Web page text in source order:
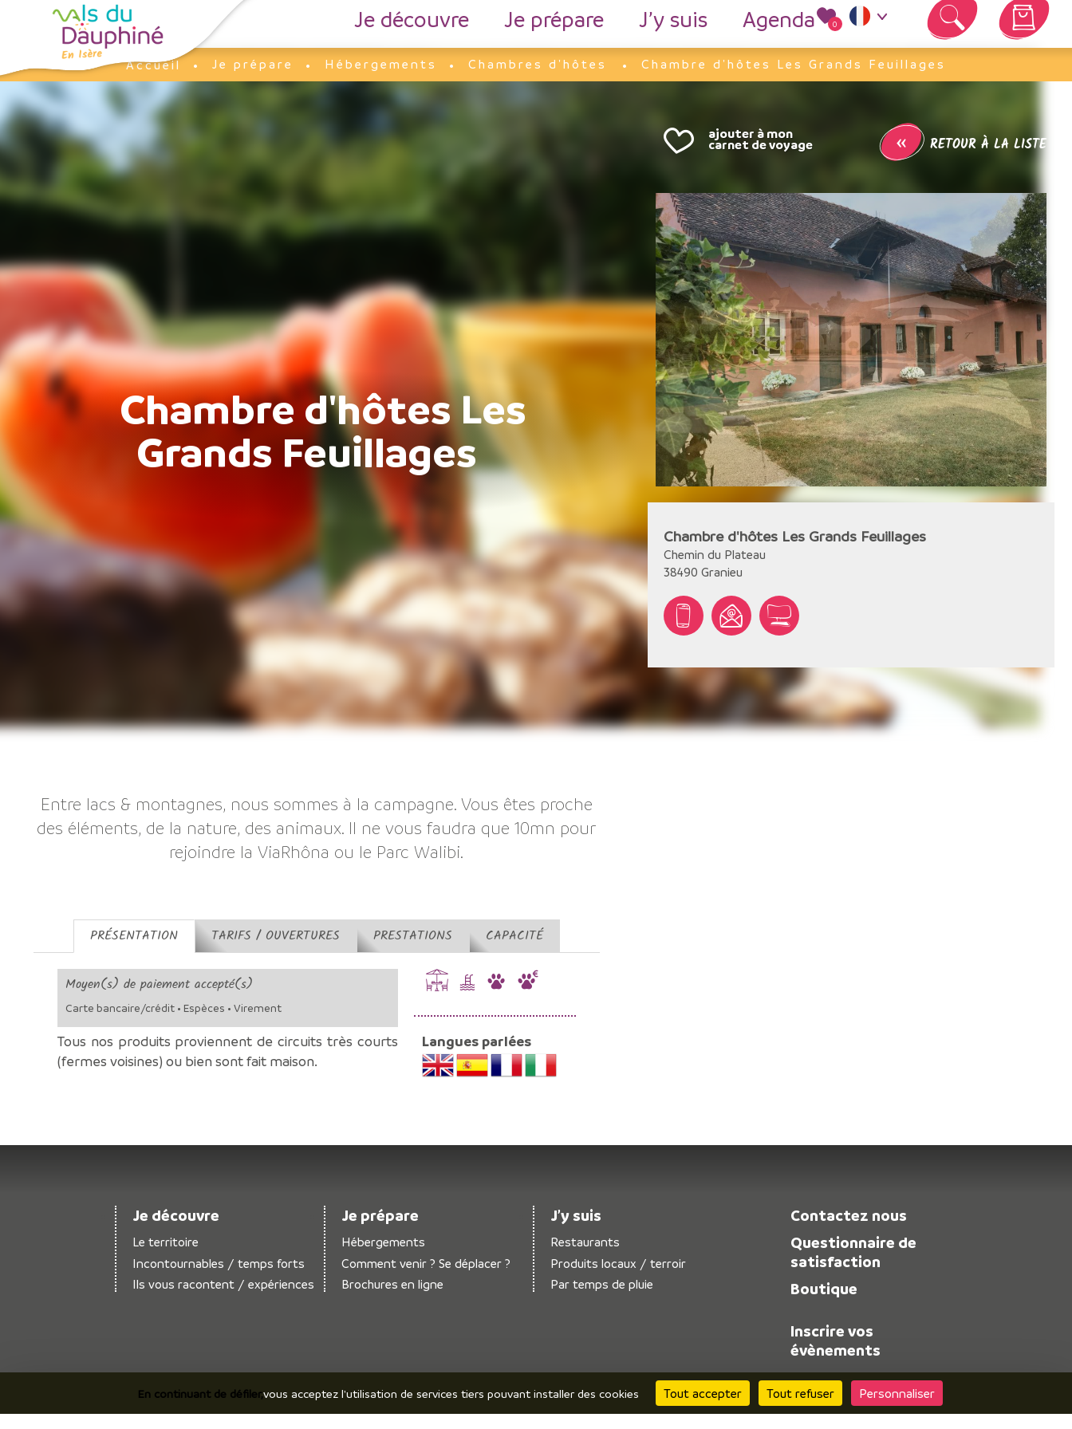
Je découvre Je prépare J’y suis Agenda 0
Votre panier est vide
Accueil
Je prépare Hébergements Chambres d'hôtes Chambre d'hôtes Les Grands Feuillages
Chambre d'hôtes Les
Grands Feuillages
Entre lacs & montagnes, nous sommes à la campagne. Vous êtes proche
des éléments, de la nature, des animaux. Il ne vous faudra que 10mn pour
rejoindre la ViaRhôna ou le Parc Walibi.
PRÉSENTATION TARIFS / OUVERTURES PRESTATIONS CAPACITÉ
Moyen(s) de paiement accepté(s)
Carte bancaire/crédit • Espèces • Virement
Tous nos produits proviennent de circuits très courts
(fermes voisines) ou bien sont fait maison.
Langues parlées
« RETOUR À LA LISTE
Chambre d'hôtes Les Grands Feuillages
Chemin du Plateau
38490 Granieu
Je découvre
Le territoire
Incontournables / temps forts
Ils vous racontent / expériences
Je prépare
Hébergements
Comment venir ? Se déplacer ?
Brochures en ligne
J’y suis
Restaurants
Produits locaux / terroir
Par temps de pluie
Contactez nous
Questionnaire de
satisfaction
Boutique
Inscrire vos
évènements
Espace pro
Espace presse
Panneau de gestion des cookies
En continuant de défiler,vous acceptez l'utilisation de services tiers pouvant installer des cookies Tout accepter Tout refuser Personnaliser